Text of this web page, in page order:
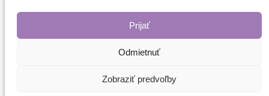
Prijať
Odmietnuť
Zobraziť predvoľby
Vyhľadávanie produktov